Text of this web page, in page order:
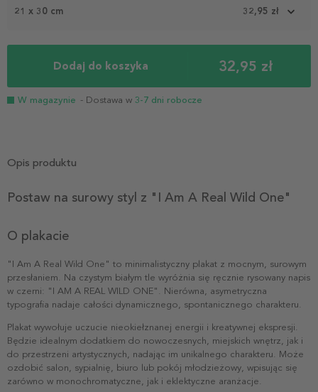
21 x 30 cm 32,95 zł
Dodaj do koszyka 32,95 zł
W magazynie - Dostawa w 3-7 dni robocze
Opis produktu
Postaw na surowy styl z "I Am A Real Wild One"
O plakacie
"I Am A Real Wild One" to minimalistyczny plakat z mocnym, surowym
przesłaniem. Na czystym białym tle wyróżnia się ręcznie rysowany napis
w czerni: "I AM A REAL WILD ONE". Nierówna, asymetryczna
typografia nadaje całości dynamicznego, spontanicznego charakteru.
Plakat wywołuje uczucie nieokiełznanej energii i kreatywnej ekspresji.
Będzie idealnym dodatkiem do nowoczesnych, miejskich wnętrz, jak i
do przestrzeni artystycznych, nadając im unikalnego charakteru. Może
ozdobić salon, sypialnię, biuro lub pokój młodzieżowy, wpisując się
zarówno w monochromatyczne, jak i eklektyczne aranżacje.